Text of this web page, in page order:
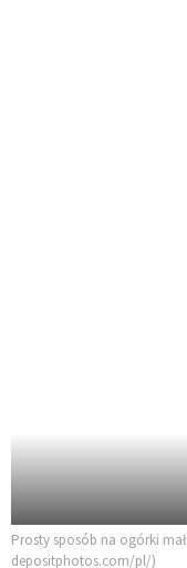
Prosty sposób na ogórki
depositphotos.com/pl/)